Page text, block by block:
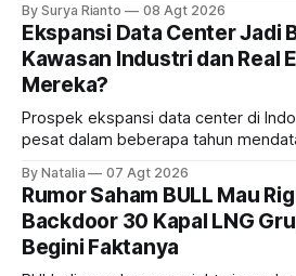
By Surya Rianto 08 Agt 2026
Ekspansi Data Center Jadi
Kawasan Industri dan Real
Mereka?
Prospek ekspansi data center di
pesat dalam beberapa tahun
estate, ada siapa saja mereka?
By Natalia 07 Agt 2026
Rumor Saham BULL Mau
Backdoor 30 Kapal LNG
Begini Faktanya